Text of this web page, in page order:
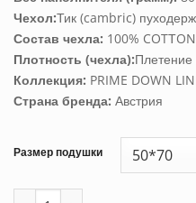
Чехол:Тик (cambric)
Состав чехла: 100% COTТON
Плотность (чехла):Плетение
Коллекция: PRIME DOWN
Страна бренда: Австрия
Размер подушки